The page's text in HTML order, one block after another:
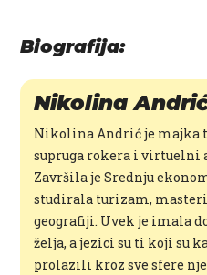
Biografija:
Nikolina
Nikolina Andrić je majka
supruga rokera i virtuelni
Završila je Srednju
studirala turizam,
geografiji. Uvek je imala
želja, a jezici su ti koji su
prolazili kroz sve sfere